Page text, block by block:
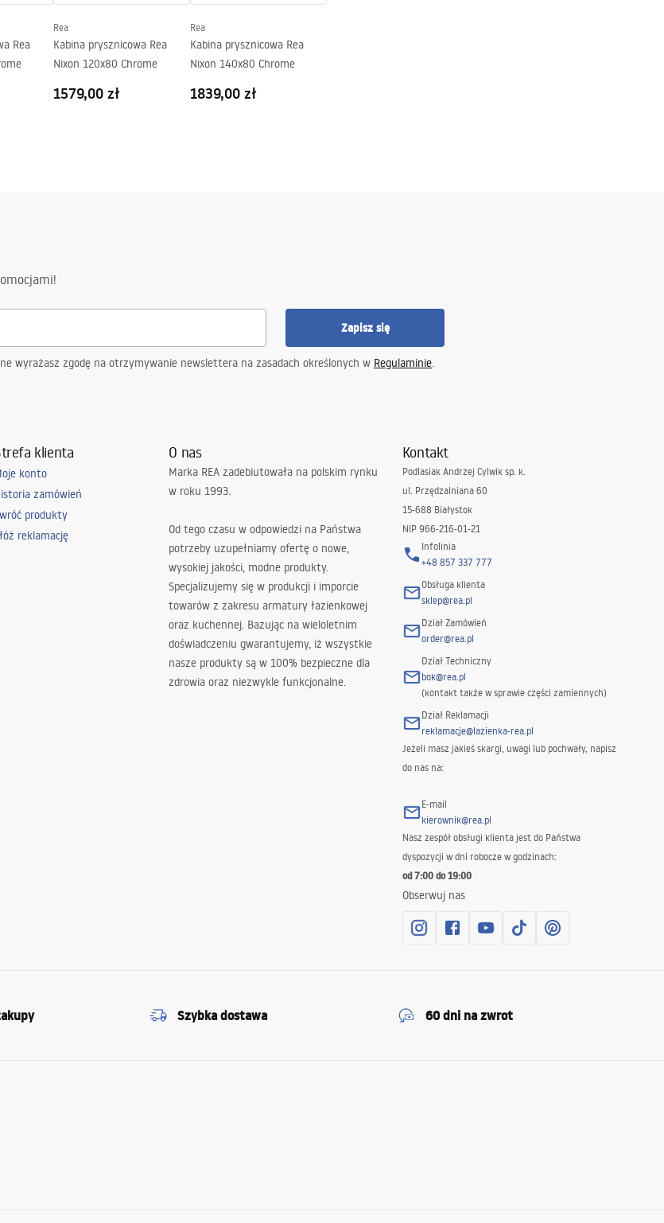
Rea
Rea
Kabina prysznicowa Rea
Nixon 120x80 Chrome
1579,00 zł
Rea
Kabina prysznicowa Rea
Nixon 140x80 Chrome
1839,00 zł
Zapisz się
wyrażasz zgodę na otrzymywanie newslettera na zasadach określonych w Regulaminie.
klienta
konto
zamówień
produkty
reklamację
O nas
Marka REA zadebiutowała na polskim rynku
w roku 1993.
Od tego czasu w odpowiedzi na Państwa
potrzeby uzupełniamy ofertę o nowe,
wysokiej jakości, modne produkty.
Specjalizujemy się w produkcji i imporcie
towarów z zakresu armatury łazienkowej
oraz kuchennej. Bazując na wieloletnim
doświadczeniu gwarantujemy, iż wszystkie
nasze produkty są w 100% bezpieczne dla
zdrowia oraz niezwykle funkcjonalne.
Kontakt
Podlasiak Andrzej Cylwik sp. k.
ul. Przędzalniana 60
15-688 Białystok
NIP 966-216-01-21
Infolinia
+48 857 337 777
Obsługa klienta
sklep@rea.pl
Dział Zamówień
order@rea.pl
Dział Techniczny
bok@rea.pl
(kontakt także w sprawie części zamiennych)
Dział Reklamacji
reklamacje@lazienka-rea.pl
Jeżeli masz jakieś skargi, uwagi lub pochwały, napisz
do nas na:
E-mail
kierownik@rea.pl
Nasz zespół obsługi klienta jest do Państwa
dyspozycji w dni robocze w godzinach:
od 7:00 do 19:00
Obserwuj nas
Szybka dostawa 60 dni na zwrot